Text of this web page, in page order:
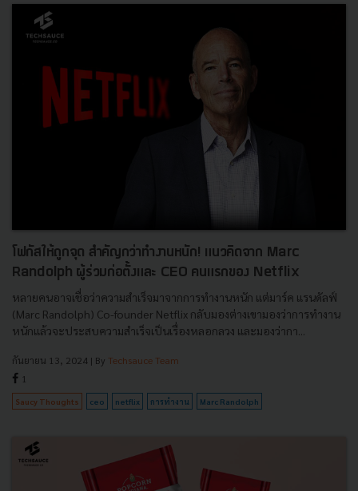
โฟกัสให้ถูกจุด สำคัญกว่าทำงานหนัก! แนวคิดจาก Marc
Randolph ผู้ร่วมก่อตั้งและ CEO คนแรกของ Netflix
หลายคนอาจเชื่อว่าความสำเร็จมาจากการทำงานหนัก แต่มาร์ค แรนดัลฟ์
(Marc Randolph) Co-founder Netflix กลับมองต่างเขามองว่าการทำงาน
หนักแล้วจะประสบความสำเร็จเป็นเรื่องหลอกลวง และมองว่ากา...
กันยายน 13, 2024 | By Techsauce Team
1
Saucy Thoughts ceo netflix การทำงาน Marc Randolph